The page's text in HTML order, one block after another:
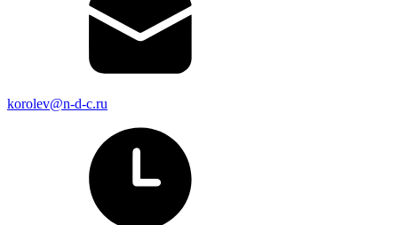
korolev@n-d-c.ru